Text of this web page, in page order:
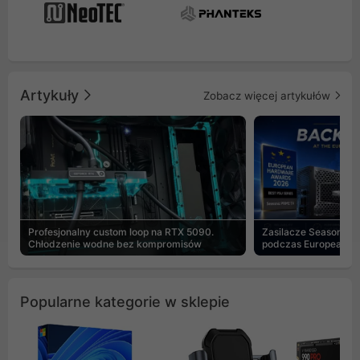
Artykuły Zobacz więcej artykułów
Profesjonalny custom loop na RTX 5090.
Chłodzenie wodne bez kompromisów
Zasilacze Seasonic
podczas European
Popularne kategorie w sklepie